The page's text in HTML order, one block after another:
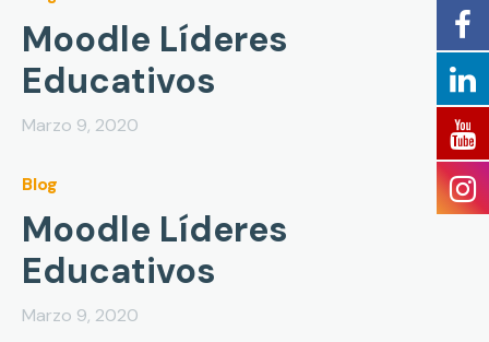
Moodle Líderes
Educativos
Marzo 9, 2020
Blog
Moodle Líderes
Educativos
Marzo 9, 2020